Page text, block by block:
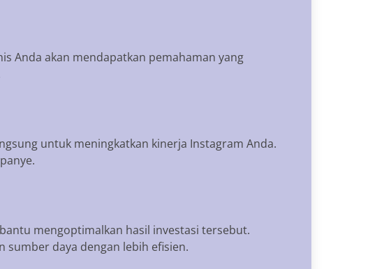
Anda akan mendapatkan pemahaman yang
untuk meningkatkan kinerja Instagram Anda.
mengoptimalkan hasil investasi tersebut.
sumber daya dengan lebih efisien.